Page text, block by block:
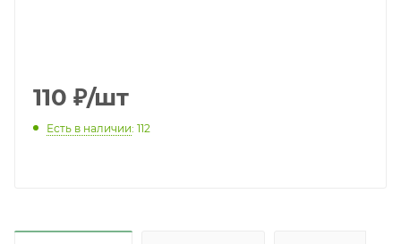
110 ₽/шт
Есть в наличии: 112